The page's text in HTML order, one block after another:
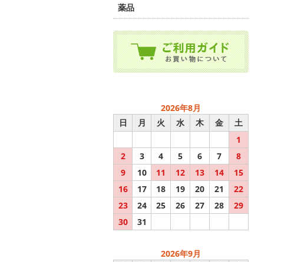
薬品
2026年8月
日
月 火 水 木 金
土
1
2
3 4 5 6 7
8
9
10 11 12 13 14
15
16
17 18 19 20 21
22
23
24 25 26 27 28
29
30
31
2026年9月